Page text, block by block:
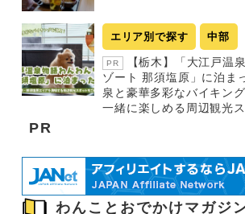
エリア別で探す 中部
PR
【栃木】「大江戸温
ゾート 那須塩原」に泊ま
泉と豪華多彩なバイキン
一緒に楽しめる周辺観光
PR
わんことおでかけマガジ